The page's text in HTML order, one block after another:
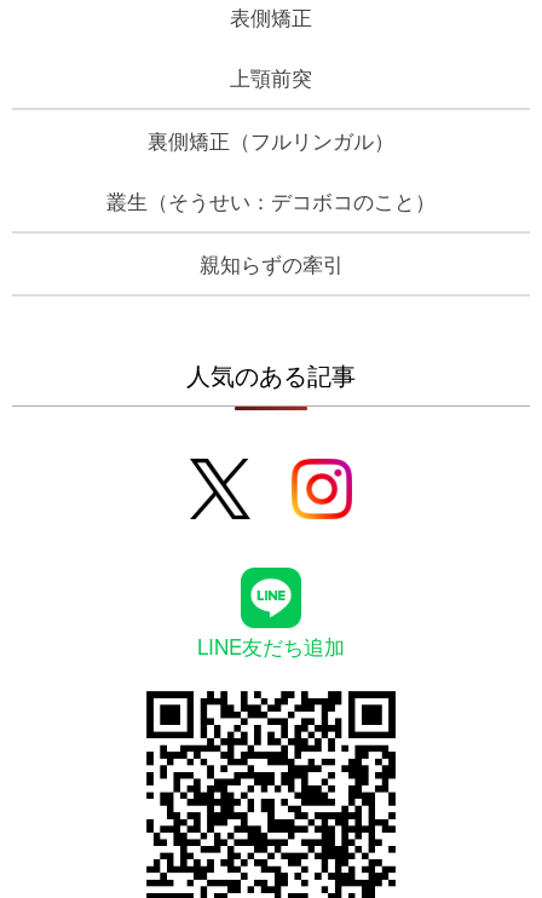
表側矯正
上顎前突
裏側矯正（フルリンガル）
叢生（そうせい：デコボコのこと）
親知らずの牽引
人気のある記事
LINE友だち追加